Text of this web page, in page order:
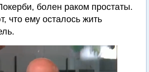
болен раком простаты.
что ему осталось жить